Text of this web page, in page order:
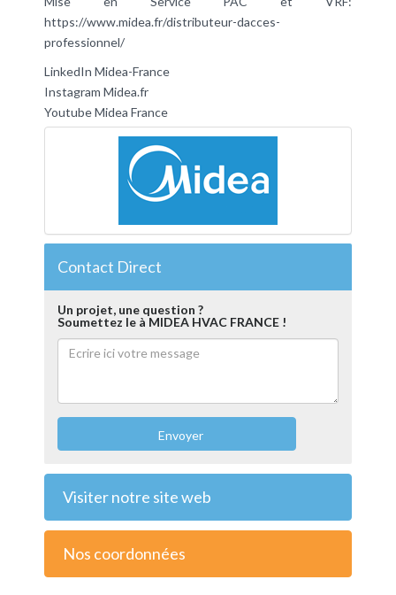
https://www.midea.fr/distributeur-dacces-
professionnel/
LinkedIn Midea-France
Instagram Midea.fr
Youtube Midea France
Contact Direct
Un projet, une question ?
Soumettez le à MIDEA HVAC FRANCE !
Envoyer
Visiter notre site web
Nos coordonnées